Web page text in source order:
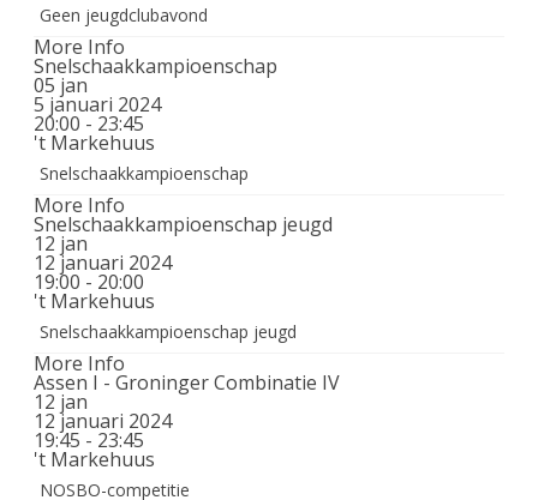
Geen jeugdclubavond
More Info
Snelschaakkampioenschap
05 jan
5 januari 2024
20:00 - 23:45
't Markehuus
Snelschaakkampioenschap
More Info
Snelschaakkampioenschap jeugd
12 jan
12 januari 2024
19:00 - 20:00
't Markehuus
Snelschaakkampioenschap jeugd
More Info
Assen I - Groninger Combinatie IV
12 jan
12 januari 2024
19:45 - 23:45
't Markehuus
NOSBO-competitie